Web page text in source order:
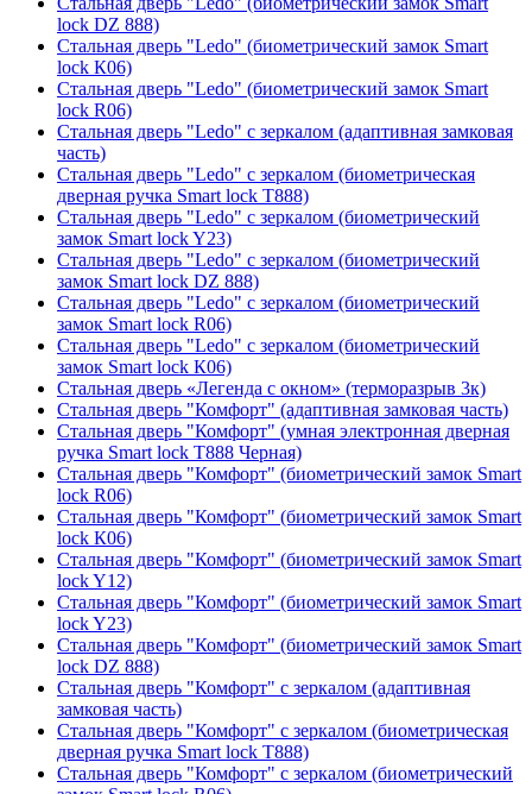
lock DZ 888)
Стальная дверь "Ledo" (биометрический замок Smart
lock К06)
Стальная дверь "Ledo" (биометрический замок Smart
lock R06)
Стальная дверь "Ledo" с зеркалом (адаптивная замковая
часть)
Стальная дверь "Ledo" с зеркалом (биометрическая
дверная ручка Smart lock T888)
Стальная дверь "Ledo" с зеркалом (биометрический
замок Smart lock Y23)
Стальная дверь "Ledo" с зеркалом (биометрический
замок Smart lock DZ 888)
Стальная дверь "Ledo" с зеркалом (биометрический
замок Smart lock R06)
Стальная дверь "Ledo" с зеркалом (биометрический
замок Smart lock К06)
Стальная дверь «Легенда с окном» (терморазрыв 3к)
Стальная дверь "Комфорт" (адаптивная замковая часть)
Стальная дверь "Комфорт" (умная электронная дверная
ручка Smart lock T888 Черная)
Стальная дверь "Комфорт" (биометрический замок Smart
lock R06)
Стальная дверь "Комфорт" (биометрический замок Smart
lock К06)
Стальная дверь "Комфорт" (биометрический замок Smart
lock Y12)
Стальная дверь "Комфорт" (биометрический замок Smart
lock Y23)
Стальная дверь "Комфорт" (биометрический замок Smart
lock DZ 888)
Стальная дверь "Комфорт" с зеркалом (адаптивная
замковая часть)
Стальная дверь "Комфорт" с зеркалом (биометрическая
дверная ручка Smart lock T888)
Стальная дверь "Комфорт" с зеркалом (биометрический